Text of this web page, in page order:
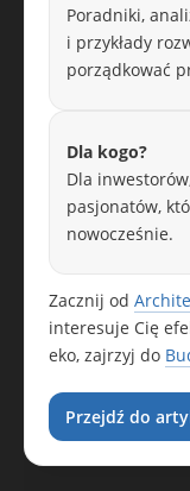
Poradniki,
i przykłady
porządkować
Dla kogo?
Dla
pasjonatów,
nowocześnie.
Zacznij od
interesuje Cię
eko, zajrzyj do
Przejdź do